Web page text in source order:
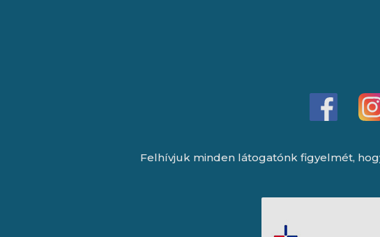
Felhívjuk minden látogatónk figyelmét,